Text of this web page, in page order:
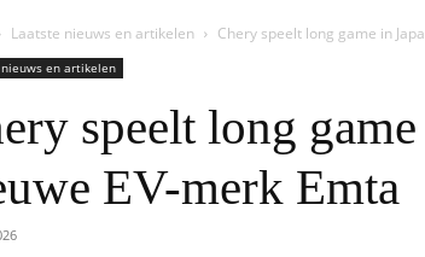
Laatste nieuws en artikelen Chery speelt long game in
en artikelen
speelt long
EV-merk Emta